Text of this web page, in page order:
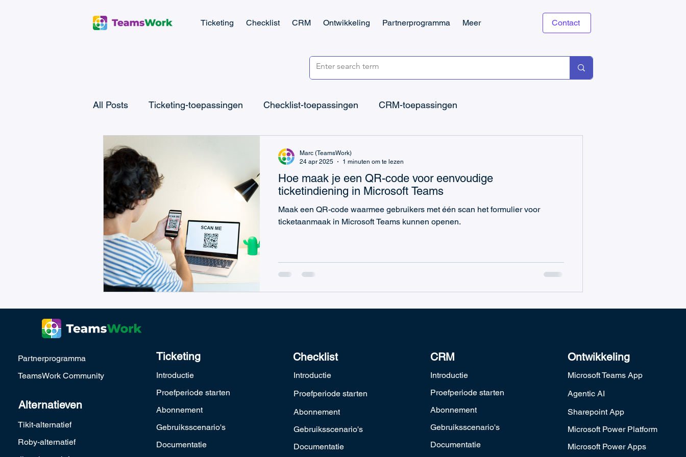
Ticketing Checklist CRM Ontwikkeling Partnerprogramma Meer Contact
All Posts Ticketing-toepassingen Checklist-toepassingen CRM-toepassingen
Microsoft Teams CRM
Microsoft Power Automate Microsoft Power Apps Microsoft Power Platform
Microsoft Teams Billing CRM & Verkoop IT-ondersteuning Taakbeheer
Hoe maak je een QR-code voor eenvoudige
ticketindiening in Microsoft Teams
Maak een QR-code waarmee gebruikers met één scan het formulier voor
ticketaanmaak in Microsoft Teams kunnen openen.
Marc (TeamsWork)
24 apr 2025
1 minuten om te lezen
Partnerprogramma
TeamsWork Community
Alternatieven
Tikit-alternatief
Roby-alternatief
Ticketing
Introductie
Proefperiode starten
Abonnement
Gebruiksscenario's
Documentatie
Checklist
Introductie
Proefperiode starten
Abonnement
Gebruiksscenario's
Documentatie
CRM
Introductie
Proefperiode starten
Abonnement
Gebruiksscenario's
Documentatie
Ontwikkeling
Microsoft Teams App
Agentic AI
Sharepoint App
Microsoft Power Platform
Microsoft Power Apps